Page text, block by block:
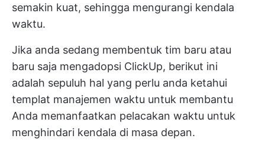
semakin kuat, sehingga mengurangi kendala
waktu.
Jika anda sedang membentuk tim baru atau
baru saja mengadopsi ClickUp, berikut ini
adalah sepuluh hal yang perlu anda ketahui
templat manajemen waktu untuk membantu
Anda memanfaatkan pelacakan waktu untuk
menghindari kendala di masa depan.